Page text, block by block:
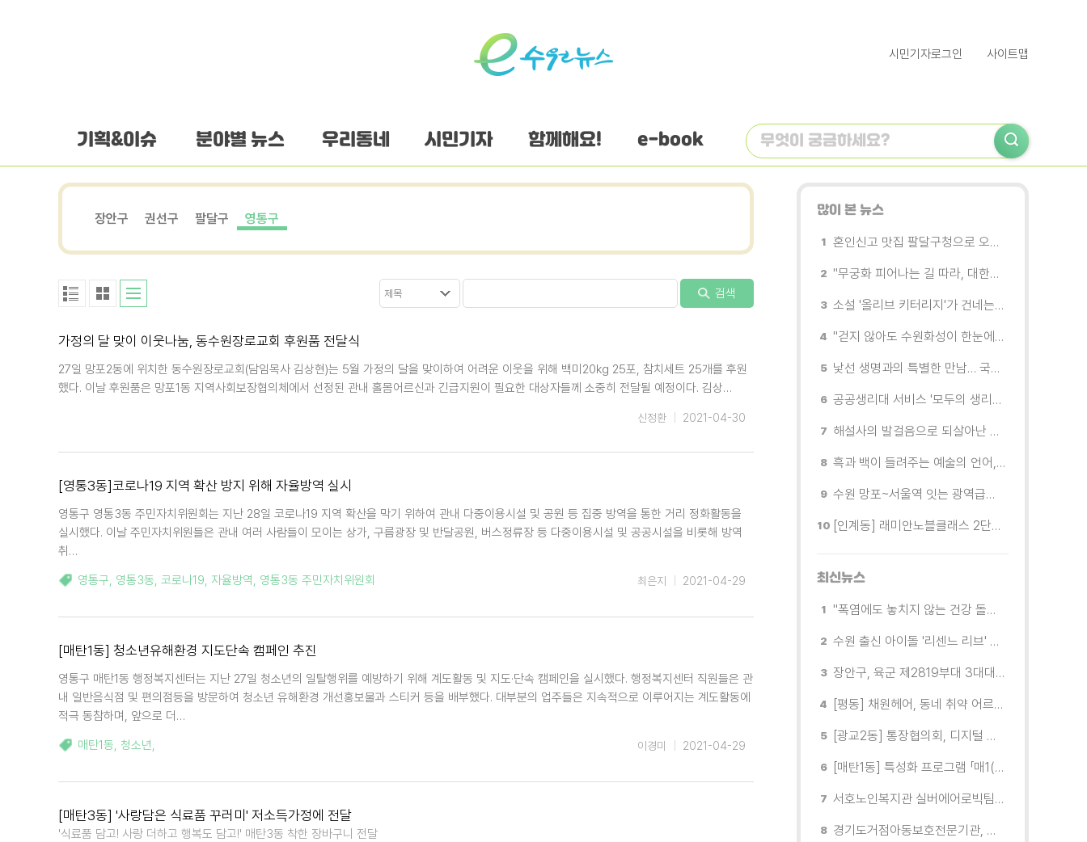
시민기자로그인 사이트맵
기획&이슈 분야별 뉴스 우리동네 시민기자 함께해요! e-book
장안구 권선구 팔달구 영통구
검색
가정의 달 맞이 이웃나눔, 동수원장로교회 후원품 전달식
27일 망포2동에 위치한 동수원장로교회(담임목사 김상현)는 5월 가정의 달을 맞이하여 어려운 이웃을 위해 백미20kg 25포, 참치세트 25개를 후원
했다. 이날 후원품은 망포1동 지역사회보장협의체에서 선정된 관내 홀몸어르신과 긴급지원이 필요한 대상자들께 소중히 전달될 예정이다. 김상…
2021-04-30
신정환
[영통3동]코로나19 지역 확산 방지 위해 자율방역 실시
영통구 영통3동 주민자치위원회는 지난 28일 코로나19 지역 확산을 막기 위하여 관내 다중이용시설 및 공원 등 집중 방역을 통한 거리 정화활동을
실시했다. 이날 주민자치위원들은 관내 여러 사람들이 모이는 상가, 구름광장 및 반달공원, 버스정류장 등 다중이용시설 및 공공시설을 비롯해 방역
취…
영통구, 영통3동, 코로나19, 자율방역, 영통3동 주민자치위원회 2021-04-29
최은지
[매탄1동] 청소년유해환경 지도단속 캠페인 추진
영통구 매탄1동 행정복지센터는 지난 27일 청소년의 일탈행위를 예방하기 위해 계도활동 및 지도·단속 캠페인을 실시했다. 행정복지센터 직원들은 관
내 일반음식점 및 편의점등을 방문하여 청소년 유해환경 개선홍보물과 스티커 등을 배부했다. 대부분의 업주들은 지속적으로 이루어지는 계도활동에
적극 동참하며, 앞으로 더…
매탄1동, 청소년, 2021-04-29
이경미
[매탄3동] '사랑담은 식료품 꾸러미' 저소득가정에 전달
'식료품 담고! 사랑 더하고 행복도 담고!' 매탄3동 착한 장바구니 전달
많이 본 뉴스
혼인신고 맛집 팔달구청으로 오세요
"무궁화 피어나는 길 따라, 대한민국을 걷는다"
소설 '올리브 키터리지'가 건네는 삶과 연민의 철학
"걷지 않아도 수원화성이 한눈에"…무장애 관광버스 '수원행차' 타보니
낯선 생명과의 특별한 만남… 국제전 《패트리샤 피치니니: 킨쉽》
공공생리대 서비스 '모두의 생리대' 시범 운영...수원시청·4개 구청 등에 지급기 설치
해설사의 발걸음으로 되살아난 수원의 독립운동 역사
흑과 백이 들려주는 예술의 언어, 수원시립미술관 소장품전《블랑 블랙 파노라마》
수원 망포~서울역 잇는 광역급행버스 M5165번, 8월 3일 개통
[인계동] 래미안노블클래스 2단지 경로당, 무더위 속 독거노인에게 '따뜻한 한 끼' 대접
최신뉴스
"폭염에도 놓치지 않는 건강 돌봄" 팔달구보건소 취약계층 안부 살핀다
수원 출신 아이돌 '리센느 리브' 추천! 직접 따라가 본 수원 필수 코스
장안구, 육군 제2819부대 3대대로부터 감사장 받아
[평동] 채원헤어, 동네 취약 어르신을 위한 이미용서비스 무료 지원
[광교2동] 통장협의회, 디지털 교육 실시
[매탄1동] 특성화 프로그램 「매1(일) 친환경 문화학교」 개강
서호노인복지관 실버에어로빅팀, 제2회 협회장배 수원시에어로빅힙합대회 시니어부 단체전'1위'쾌거
경기도거점아동보호전문기관, 학대피해아동가정 회복 및 재학대 예방 나선다